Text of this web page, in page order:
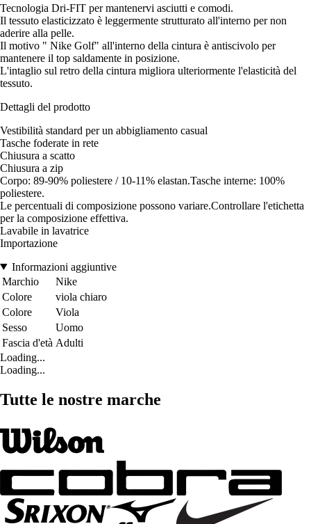
Tecnologia Dri-FIT per mantenervi asciutti e comodi.
Il tessuto elasticizzato è leggermente strutturato all'interno per non
aderire alla pelle.
Il motivo " Nike Golf" all'interno della cintura è antiscivolo per
mantenere il top saldamente in posizione.
L'intaglio sul retro della cintura migliora ulteriormente l'elasticità del
tessuto.
Dettagli del prodotto
Vestibilità standard per un abbigliamento casual
Tasche foderate in rete
Chiusura a scatto
Chiusura a zip
Corpo: 89-90% poliestere / 10-11% elastan.Tasche interne: 100%
poliestere.
Le percentuali di composizione possono variare.Controllare l'etichetta
per la composizione effettiva.
Lavabile in lavatrice
Importazione
Informazioni aggiuntive
Marchio
Nike
Colore
viola chiaro
Colore
Viola
Sesso
Uomo
Fascia d'età Adulti
Loading...
Loading...
Tutte le nostre marche